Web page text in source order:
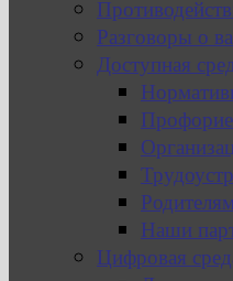
Разговоры о
Доступная
Родителям
Наши
Цифровая